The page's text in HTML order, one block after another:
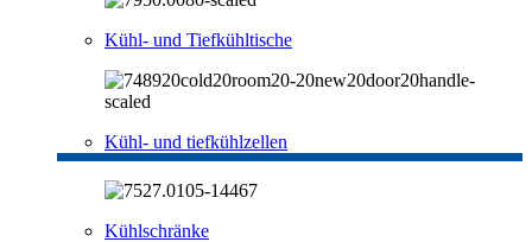
Kühl- und Tiefkühltische
Kühl- und tiefkühlzellen
Kühlschränke